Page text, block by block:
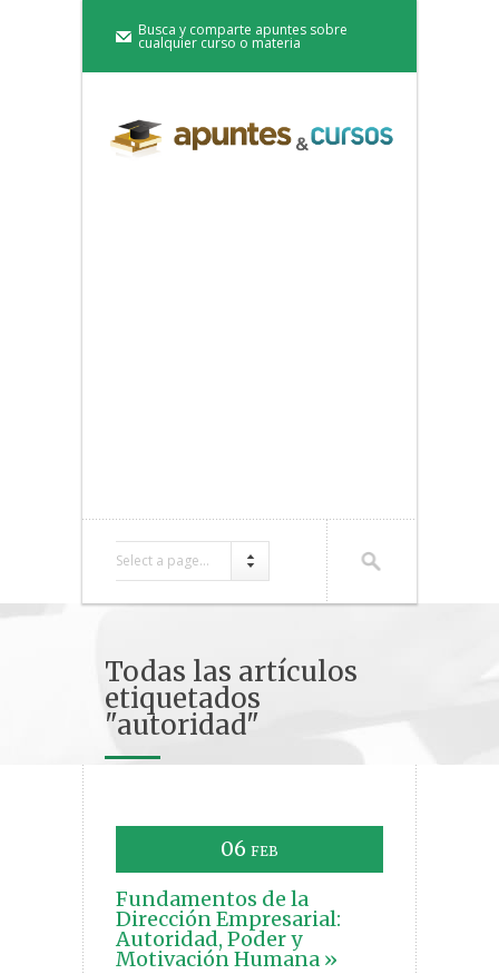
Busca y comparte apuntes sobre
cualquier curso o materia
Select a page...
Todas las artículos
etiquetados
"autoridad"
06 FEB
Fundamentos de la
Dirección Empresarial:
Autoridad, Poder y
Motivación Humana »